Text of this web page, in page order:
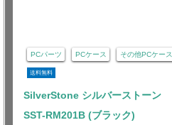
PCパーツ PCケース その他PCケース
送料無料
SilverStone シルバーストーン
SST-RM201B (ブラック)